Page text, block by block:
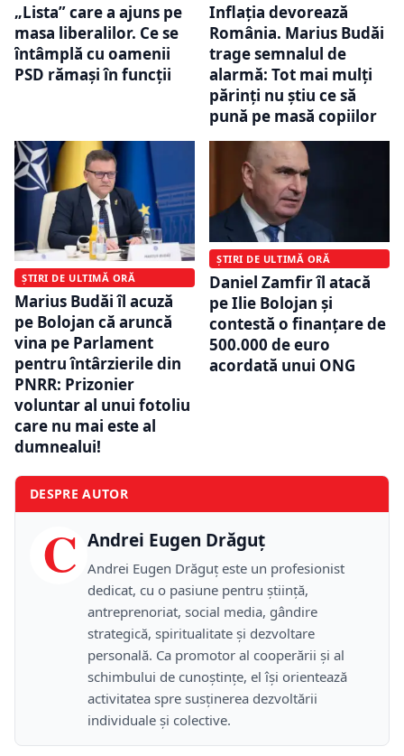
„Lista” care a ajuns pe
masa liberalilor. Ce se
întâmplă cu oamenii
PSD rămași în funcții
Inflația devorează
România. Marius Budăi
trage semnalul de
alarmă: Tot mai mulți
părinți nu știu ce să
pună pe masă copiilor
ȘTIRI DE ULTIMĂ ORĂ
Marius Budăi îl acuză
pe Bolojan că aruncă
vina pe Parlament
pentru întârzierile din
PNRR: Prizonier
voluntar al unui fotoliu
care nu mai este al
dumnealui!
ȘTIRI DE ULTIMĂ ORĂ
Daniel Zamfir îl atacă
pe Ilie Bolojan și
contestă o finanțare de
500.000 de euro
acordată unui ONG
DESPRE AUTOR
C Andrei Eugen Drăguț
Andrei Eugen Drăguț este un profesionist
dedicat, cu o pasiune pentru știință,
antreprenoriat, social media, gândire
strategică, spiritualitate și dezvoltare
personală. Ca promotor al cooperării și al
schimbului de cunoștințe, el își orientează
activitatea spre susținerea dezvoltării
individuale și colective.